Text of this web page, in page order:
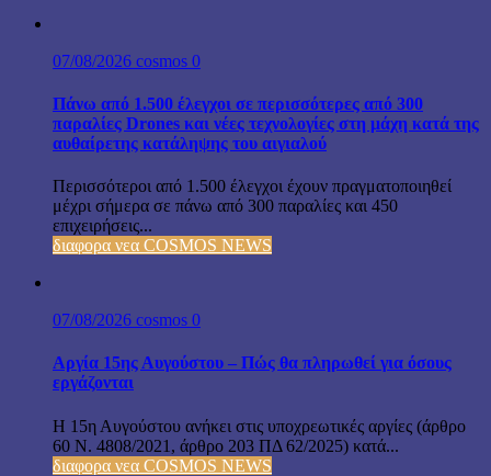
07/08/2026 cosmos 0
Πάνω από 1.500 έλεγχοι σε περισσότερες από 300
παραλίες Drones και νέες τεχνολογίες στη μάχη κατά της
αυθαίρετης κατάληψης του αιγιαλού
Περισσότεροι από 1.500 έλεγχοι έχουν πραγματοποιηθεί
μέχρι σήμερα σε πάνω από 300 παραλίες και 450
επιχειρήσεις...
διαφορα νεα COSMOS NEWS
07/08/2026 cosmos 0
Αργία 15ης Αυγούστου – Πώς θα πληρωθεί για όσους
εργάζονται
Η 15η Αυγούστου ανήκει στις υποχρεωτικές αργίες (άρθρο
60 Ν. 4808/2021, άρθρο 203 ΠΔ 62/2025) κατά...
διαφορα νεα COSMOS NEWS